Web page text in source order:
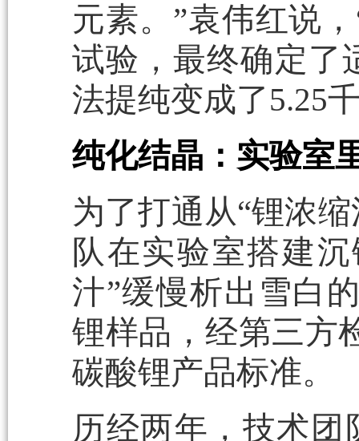
元素。”袁伟红说
试验，最终确定了
法提纯变成了5.25
纯化结晶：实验室
为了打通从“锂浓
队在实验室搭建
汁”缓慢析出雪白
锂样品，经第三方
碳酸锂产品标准。
历经两年，技术